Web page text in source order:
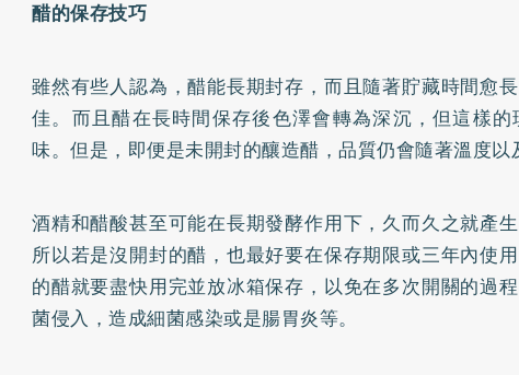
醋的保存技巧
雖然有些人認為，醋能長期封存，而且隨著貯藏時間愈
佳。而且醋在長時間保存後色澤會轉為深沉，但這樣
味。但是，即便是未開封的釀造醋，品質仍會隨著溫度以
酒精和醋酸甚至可能在長期發酵作用下，久而久之就產
所以若是沒開封的醋，也最好要在保存期限或三年內使
的醋就要盡快用完並放冰箱保存，以免在多次開關的過
菌侵入，造成細菌感染或是腸胃炎等。